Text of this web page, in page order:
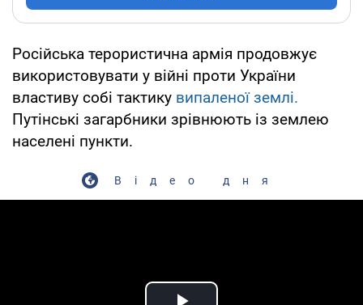
Російська терористична армія продовжує
використовувати у війні проти України
властиву собі тактику випаленої землі.
Путінські загарбники зрівнюють із землею
населені пункти.
Відео дня